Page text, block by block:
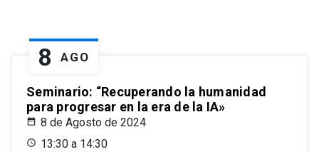
8 AGO
Seminario: “Recuperando la humanidad
para progresar en la era de la IA»
8 de Agosto de 2024
13:30 a 14:30